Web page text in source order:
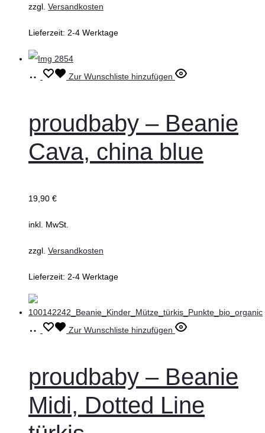
werden
zzgl. Versandkosten
Lieferzeit: 2-4 Werktage
Ausführung
Dieses
mehrere
Varianten
auf.
Optionen
der
Zur Wunschliste hinzufügen
proudbaby – Beanie
Cava, china blue
19,90 €
inkl. MwSt.
zzgl. Versandkosten
Lieferzeit: 2-4 Werktage
Ausführung
Dieses
mehrere
Varianten
auf.
Zur Wunschliste hinzufügen
proudbaby – Beanie
Midi, Dotted Line